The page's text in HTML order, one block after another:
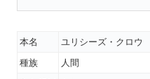
本名
ユリシーズ・クロウ
種族
人間